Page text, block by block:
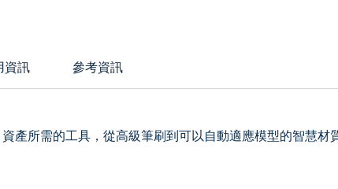
資訊 參考資訊
所需的工具，從高級筆刷到可以自動適應模型的智慧材